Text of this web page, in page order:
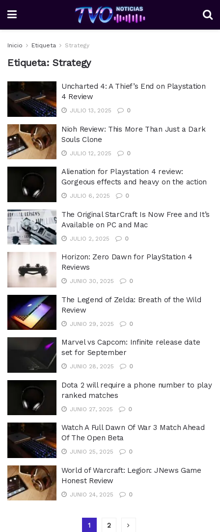
Inicio Etiqueta Strategy
Etiqueta: Strategy
Uncharted 4: A Thief’s End on Playstation
4 Review
JULIO 13, 2025 0
Nioh Review: This More Than Just a Dark
Souls Clone
JULIO 12, 2025 0
Alienation for Playstation 4 review:
Gorgeous effects and heavy on the action
JULIO 6, 2025 0
The Original StarCraft Is Now Free and It’s
Available on PC and Mac
JULIO 2, 2025 0
Horizon: Zero Dawn for PlayStation 4
Reviews
JUNIO 30, 2025 0
The Legend of Zelda: Breath of the Wild
Review
JUNIO 29, 2025 0
Marvel vs Capcom: Infinite release date
set for September
JUNIO 28, 2025 0
Dota 2 will require a phone number to play
ranked matches
JUNIO 27, 2025 0
Watch A Full Dawn Of War 3 Match Ahead
Of The Open Beta
JUNIO 25, 2025 0
World of Warcraft: Legion: JNews Game
Honest Review
JUNIO 24, 2025 0
1 2